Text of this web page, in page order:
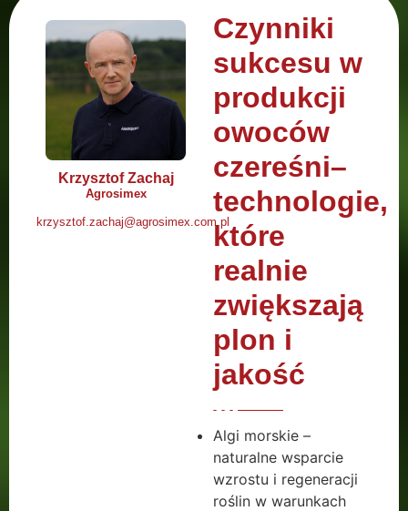
Krzysztof Zachaj
Agrosimex
krzysztof.zachaj@agrosimex.com.pl
Czynniki
sukcesu w
produkcji
owoców
czereśni–
technologie,
które
realnie
zwiększają
plon i
jakość
Algi morskie –
naturalne wsparcie
wzrostu i regeneracji
roślin w warunkach